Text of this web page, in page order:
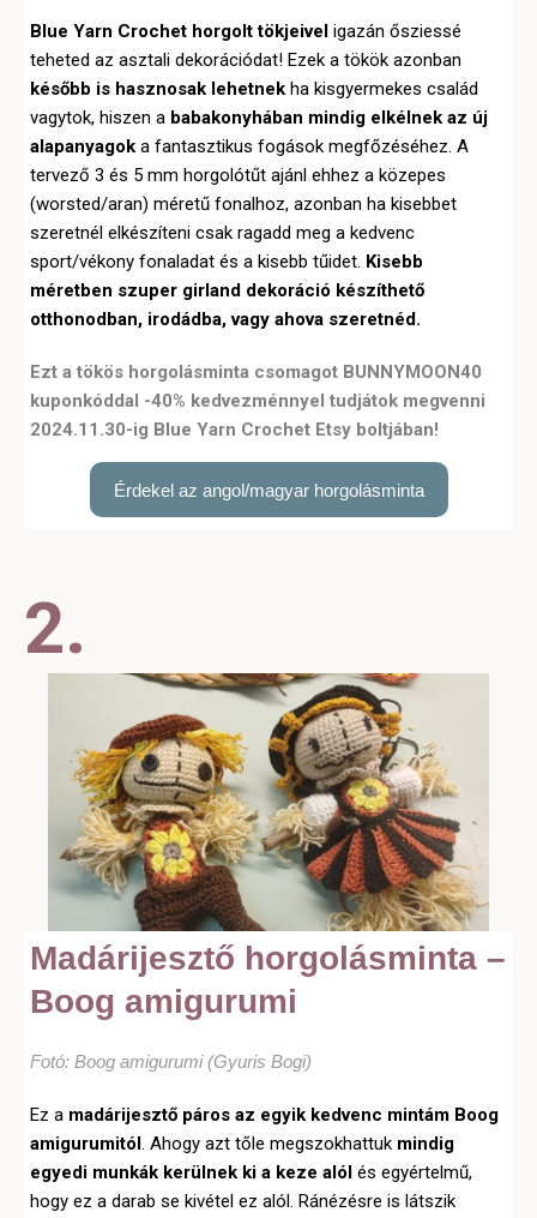
Blue Yarn Crochet horgolt tökjeivel igazán ősziessé
teheted az asztali dekorációdat! Ezek a tökök azonban
később is hasznosak lehetnek ha kisgyermekes család
vagytok, hiszen a babakonyhában mindig elkélnek az új
alapanyagok a fantasztikus fogások megfőzéséhez. A
tervező 3 és 5 mm horgolótűt ajánl ehhez a közepes
(worsted/aran) méretű fonalhoz, azonban ha kisebbet
szeretnél elkészíteni csak ragadd meg a kedvenc
sport/vékony fonaladat és a kisebb tűidet. Kisebb
méretben szuper girland dekoráció készíthető
otthonodban, irodádba, vagy ahova szeretnéd.
Ezt a tökös horgolásminta csomagot BUNNYMOON40
kuponkóddal -40% kedvezménnyel tudjátok megvenni
2024.11.30-ig Blue Yarn Crochet Etsy boltjában!
Érdekel az angol/magyar horgolásminta
2.
Madárijesztő horgolásminta –
Boog amigurumi
Fotó: Boog amigurumi (Gyuris Bogi)
Ez a madárijesztő páros az egyik kedvenc mintám Boog
amigurumitól . Ahogy azt tőle megszokhattuk mindig
egyedi munkák kerülnek ki a keze alól és egyértelmű,
hogy ez a darab se kivétel ez alól. Ránézésre is látszik